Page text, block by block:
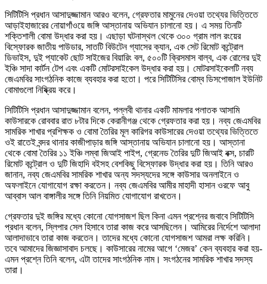
সিটিটিসি প্রধান আসাদুজ্জামান আরও বলেন, গ্রেফতার মামুনের দেওয়া তথ্যের ভিত্তিতে
আড়াইহাজারের নোয়াগাঁওয়ে জঙ্গি আস্তানায় অভিযান চালানো হয়। এ সময় তিনটি
শক্তিশালী বোমা উদ্ধার করা হয়। এছাড়া ঘটনাস্থল থেকে ৩০০ গ্রাম লাল রংয়ের
বিস্ফোরক জাতীয় পাউডার, সাতটি বিউটেন গ্যাসের ক্যান, এক সেট রিমোট কন্ট্রোল
ডিভাইস, দুই প্যাকেট ছোট সাইজের বিয়ারিং বল, ৫০০টি ক্রিসমাস বাল্ব, এক রোলের দুই
ইঞ্চি সাদা কার্টন টেপ এবং একটি মোটরসাইকেল উদ্ধার করা হয়। মোটরসাইকেলটি নব্য
জেএমবির সাংগঠনিক কাজে ব্যবহার করা হতো। পরে সিটিটিসির বোম্ব ডিসপোজাল ইউনিট
বোমাগুলো নিষ্ক্রিয় করে।
সিটিটিসি প্রধান আসাদুজ্জামান বলেন, পল্লবী থানার একটি মামলার পলাতক আসামি
কাউসারকে রোববার রাত ৮টার দিকে কেরানীগঞ্জ থেকে গ্রেফতার করা হয়। নব্য জেএমবির
সামরিক শাখার প্রশিক্ষক ও বোমা তৈরির মূল কারিগর কাউসারের দেওয়া তথ্যের ভিত্তিতে
ওই রাতেই বন্দর থানার কাজীপাড়ার জঙ্গি আস্তানায় অভিযান চালানো হয়। আস্তানা
থেকে বোমা তৈরির ১১ ইঞ্চি লম্বা জিআই পাইপ, গ্রেনেড তৈরির দুটি জিআই বক্স, চারটি
রিমোট কন্ট্রোল ও দুটি জিহাদি বইসহ বেশকিছু বিস্ফোরক উদ্ধার করা হয়। তিনি আরও
জানান, নব্য জেএমবির সামরিক শাখার অন্য সদস্যদের সঙ্গে কাউসার অনলাইনে ও
অফলাইনে যোগাযোগ রক্ষা করতেন। নব্য জেএমবির আমীর মাহাদী হাসান ওরফে আবু
আব্বাস আল বাঙ্গালীর সঙ্গে তিনি নিয়মিত যোগাযোগ রাখতেন।
গ্রেফতার দুই জঙ্গির মধ্যে কোনো যোগসাজশ ছিল কিনা এমন প্রশ্নের জবাবে সিটিটিসি
প্রধান বলেন, স্লিপার সেল হিসাবে তারা কাজ করে আসছিলেন। আমিরের নির্দেশে আলাদা
আলাদাভাবে তারা কাজ করতেন। তাদের মধ্যে কোনো যোগসাজশ আমরা লক্ষ করিনি।
তবে আমাদের জিজ্ঞাসাবাদ চলছে। কাউসারের নামের আগে ‘মেজর’ কেন ব্যবহার করা হয়-
এমন প্রশ্নে তিনি বলেন, এটা তাদের সাংগঠনিক নাম। সংগঠনের সামরিক শাখার সদস্য
তারা।